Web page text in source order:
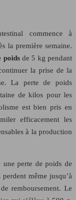
commence à
la première semaine.
poidsde 5 kg pendant
la prise de la
La perte de poids
de kilos pour les
est bien pris en
efficacement les
à la production
perte de poids de
même jusqu’à
remboursement. Le